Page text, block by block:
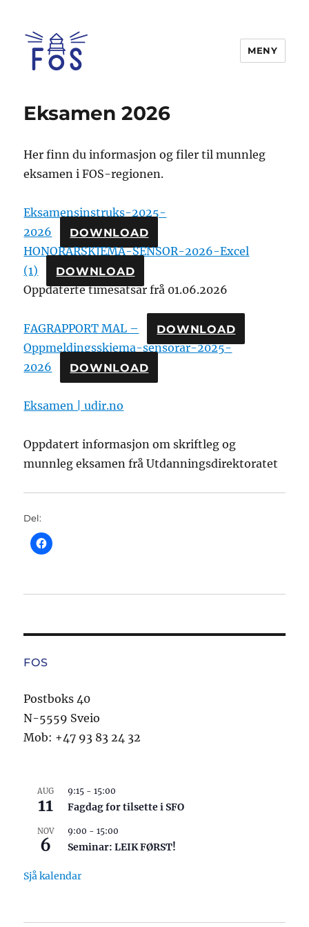
MENY
Eksamen 2026
Her finn du informasjon og filer til munnleg
eksamen i FOS-regionen.
Eksamensinstruks-2025-
2026
DOWNLOAD
HONORARSKJEMA-SENSOR-2026-Excel
(1)
DOWNLOAD
Oppdaterte timesatsar frå 01.06.2026
FAGRAPPORT MAL – DOWNLOAD
Oppmeldingsskjema-sensorar-2025-
2026
DOWNLOAD
Eksamen | udir.no
Oppdatert informasjon om skriftleg og
munnleg eksamen frå Utdanningsdirektoratet
Del:
FOS
Postboks 40
N-5559 Sveio
Mob: +47 93 83 24 32
AUG
11
9:15 -15:00
Fagdag for tilsette i SFO
NOV
6
9:00 -15:00
Seminar: LEIK FØRST!
Sjå kalendar